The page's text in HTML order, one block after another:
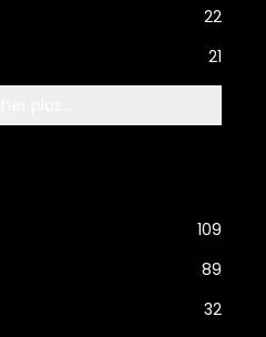
22
21
109
89
32